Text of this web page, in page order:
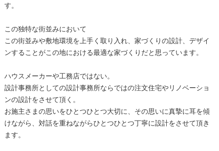
す。
この独特な街並みにおいて
この街並みや敷地環境を上手く取り入れ、家づくりの設計、デザイ
ンすることがこの地における最適な家づくりだと思っています。
ハウスメーカーや工務店ではない。
設計事務所としての設計事務所ならではの注文住宅やリノベーショ
ンの設計をさせて頂く。
お施主さまの思いをひとつひとつ大切に、その思いに真摯に耳を傾
けながら、対話を重ねながらひとつひとつ丁寧に設計をさせて頂き
ます。